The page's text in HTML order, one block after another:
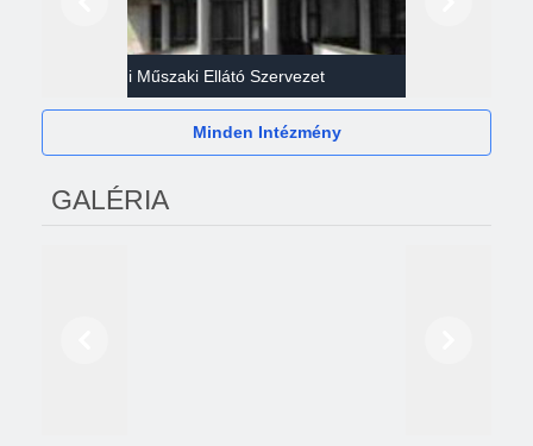
Gazdasági Műszaki Ellátó Szervezet
Minden Intézmény
GALÉRIA